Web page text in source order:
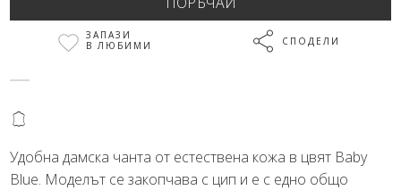
ЗАПАЗИ
В ЛЮБИМИ
СПОДЕЛИ
@
Удобна дамска чанта от естествена кожа в цвят Baby
Blue. Моделът се закопчава с цип и е с едно общо